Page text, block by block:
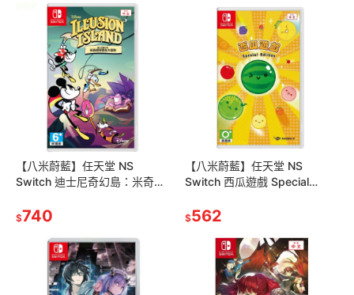
【八米蔚藍】任天堂 NS
Switch 迪士尼奇幻島：米奇與
$740
【八米蔚藍】任天堂 NS
Switch 西瓜遊戲 Special
$562